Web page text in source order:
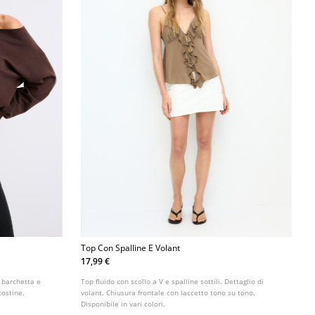
e
Top Con Spalline E Volant
17,99 €
Top fluido con scollo a V e spalline sottili. Dettaglio di
volant. Chiusura frontale con laccetto tono su tono.
Disponibile in vari colori.